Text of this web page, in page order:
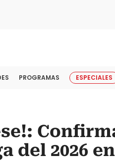
PROGRAMAS ESPECIALES
del 2026